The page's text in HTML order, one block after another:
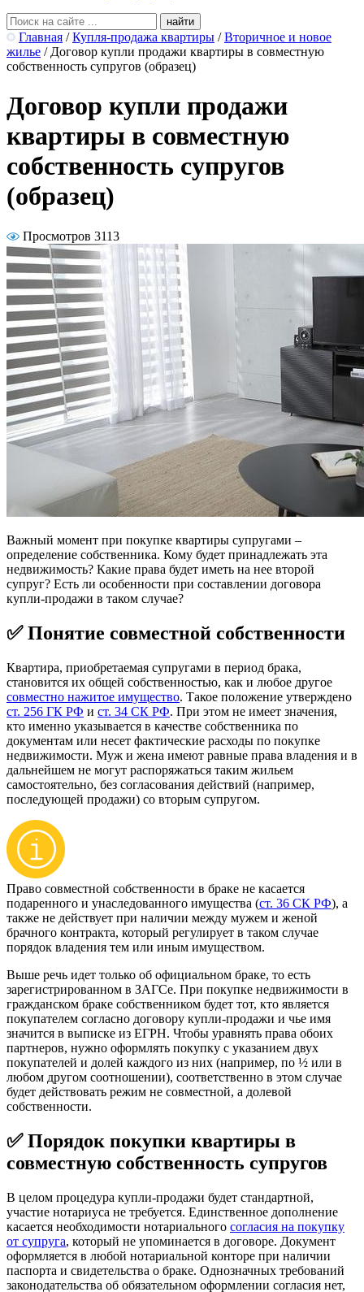
Главная / Купля-продажа квартиры / Вторичное и новое
жилье / Договор купли продажи квартиры в совместную
собственность супругов (образец)
Договор купли продажи
квартиры в совместную
собственность супругов
(образец)
Просмотров 3113
Важный момент при покупке квартиры супругами –
определение собственника. Кому будет принадлежать эта
недвижимость? Какие права будет иметь на нее второй
супруг? Есть ли особенности при составлении договора
купли-продажи в таком случае?
✅ Понятие совместной собственности
Квартира, приобретаемая супругами в период брака,
становится их общей собственностью, как и любое другое
совместно нажитое имущество. Такое положение утверждено
ст. 256 ГК РФ и ст. 34 СК РФ. При этом не имеет значения,
кто именно указывается в качестве собственника по
документам или несет фактические расходы по покупке
недвижимости. Муж и жена имеют равные права владения и в
дальнейшем не могут распоряжаться таким жильем
самостоятельно, без согласования действий (например,
последующей продажи) со вторым супругом.
Право совместной собственности в браке не касается
подаренного и унаследованного имущества (ст. 36 СК РФ), а
также не действует при наличии между мужем и женой
брачного контракта, который регулирует в таком случае
порядок владения тем или иным имуществом.
Выше речь идет только об официальном браке, то есть
зарегистрированном в ЗАГСе. При покупке недвижимости в
гражданском браке собственником будет тот, кто является
покупателем согласно договору купли-продажи и чье имя
значится в выписке из ЕГРН. Чтобы уравнять права обоих
партнеров, нужно оформлять покупку с указанием двух
покупателей и долей каждого из них (например, по ½ или в
любом другом соотношении), соответственно в этом случае
будет действовать режим не совместной, а долевой
собственности.
✅ Порядок покупки квартиры в
совместную собственность супругов
В целом процедура купли-продажи будет стандартной,
участие нотариуса не требуется. Единственное дополнение
касается необходимости нотариального согласия на покупку
от супруга, который не упоминается в договоре. Документ
оформляется в любой нотариальной конторе при наличии
паспорта и свидетельства о браке. Однозначных требований
законодательства об обязательном оформлении согласия нет,